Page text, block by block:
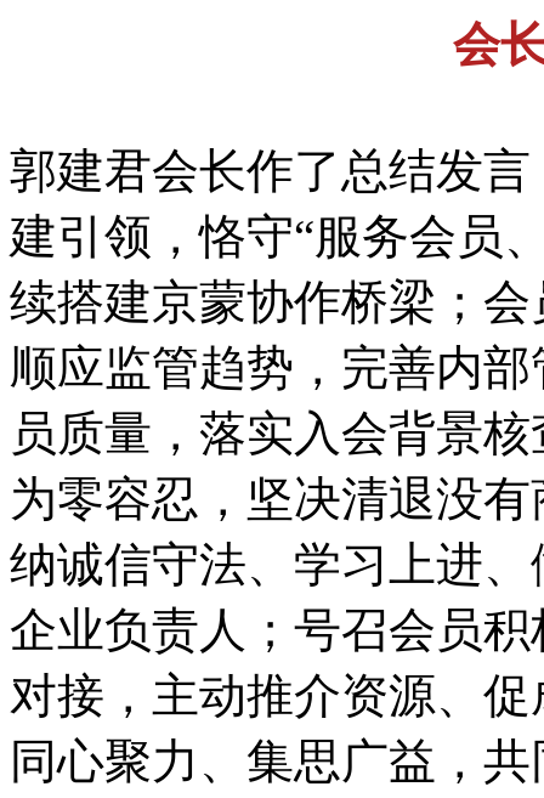
会
郭建君会长作了总结发
建引领，恪守“服务会员
续搭建京蒙协作桥梁；
顺应监管趋势，完善内
员质量，落实入会背景
为零容忍，坚决清退没
纳诚信守法、学习上进
企业负责人；号召会员
对接，主动推介资源、
同心聚力、集思广益，